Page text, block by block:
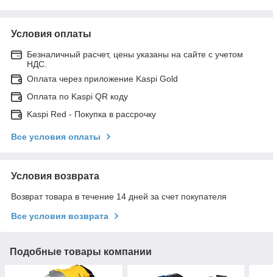
Условия оплаты
Безналичный расчет, цены указаны на сайте с учетом
НДС.
Оплата через приложение Kaspi Gold
Оплата по Kaspi QR коду
Kaspi Red - Покупка в рассрочку
Все условия оплаты
Условия возврата
Возврат товара в течение 14 дней за счет покупателя
Все условия возврата
Подобные товары компании